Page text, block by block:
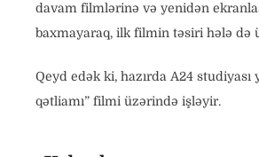
davam filmlərinə və yenidən
baxmayaraq, ilk filmin təsiri hələ də
Qeyd edək ki, hazırda A24 studiyası
qətliamı” filmi üzərində işləyir.